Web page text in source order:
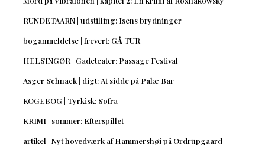
RUNDETAARN | udstilling: Isens brydninger
boganmeldelse | frevert: GÅ TUR
HELSINGØR | Gadeteater: Passage Festival
Asger Schnack | digt: At sidde på Palæ Bar
KOGEBOG | Tyrkisk: Sofra
KRIMI | sommer: Efterspillet
artikel | Nyt hovedværk af Hammershøi på Ordrupgaard